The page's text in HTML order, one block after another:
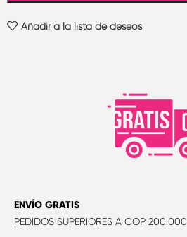
Añadir a la lista de deseos
ENVÍO GRATIS
PEDIDOS SUPERIORES A COP 200.000